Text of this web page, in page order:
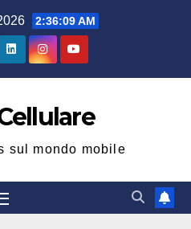
2:36:10 AM
sul mondo mobile